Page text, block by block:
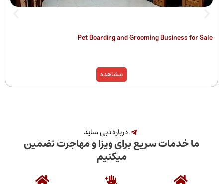
Pet Boarding and Grooming
درباره دبی ساید
سریع برای ویزا و مهاجرت تضمین